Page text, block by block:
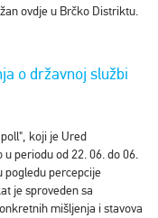
ovdje u Brčko Distriktu.
o državnoj službi
koji je Ured
periodu od 22. 06. do 06.
pogledu percepcije
je sproveden sa
mišljenja i stavova